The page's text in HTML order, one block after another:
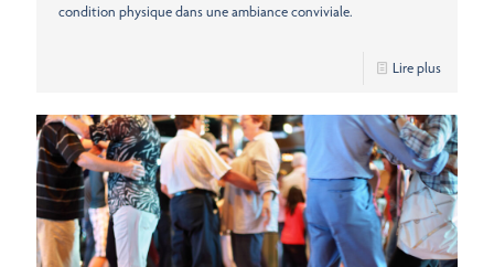
condition physique dans une ambiance conviviale.
Lire plus